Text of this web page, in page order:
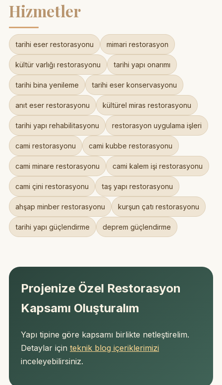
Hizmetler
tarihi eser restorasyonu mimari restorasyon
kültür varlığı restorasyonu tarihi yapı onarımı
tarihi bina yenileme tarihi eser konservasyonu
anıt eser restorasyonu kültürel miras restorasyonu
tarihi yapı rehabilitasyonu restorasyon uygulama işleri
cami restorasyonu cami kubbe restorasyonu
cami minare restorasyonu cami kalem işi restorasyonu
cami çini restorasyonu taş yapı restorasyonu
ahşap minber restorasyonu kurşun çatı restorasyonu
tarihi yapı güçlendirme deprem güçlendirme
Projenize Özel Restorasyon
Kapsamı Oluşturalım
Yapı tipine göre kapsamı birlikte netleştirelim.
Detaylar için teknik blog içeriklerimizi
inceleyebilirsiniz.